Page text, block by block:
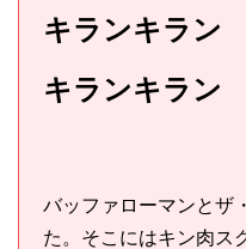
キランキラン
キランキラン
バッファローマンとザ
た。そこにはキン肉ス